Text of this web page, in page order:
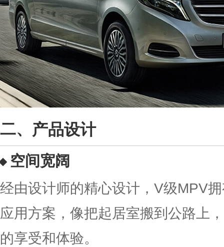
产品设计
空间宽阔
经由设计师的精心设计，V级MPV
应用方案，像把起居室搬到公路上
的享受和体验。